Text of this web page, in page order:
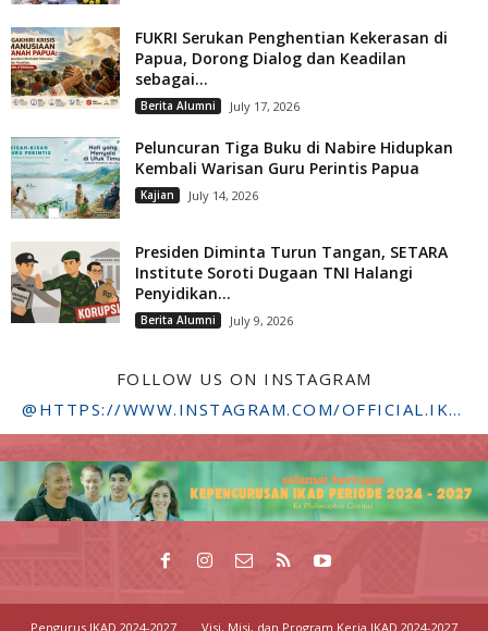
FUKRI Serukan Penghentian Kekerasan di
Papua, Dorong Dialog dan Keadilan
sebagai...
Berita Alumni July 17, 2026
Peluncuran Tiga Buku di Nabire Hidupkan
Kembali Warisan Guru Perintis Papua
Kajian July 14, 2026
Presiden Diminta Turun Tangan, SETARA
Institute Soroti Dugaan TNI Halangi
Penyidikan...
Berita Alumni July 9, 2026
FOLLOW US ON INSTAGRAM
@HTTPS://WWW.INSTAGRAM.COM/OFFICIAL.IKADSTFDRIYARKARA/
Pengurus IKAD 2024-2027 Visi, Misi, dan Program Kerja IKAD 2024-2027